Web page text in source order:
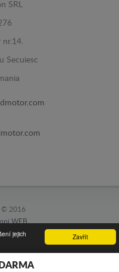
Zavřít
jejich
SRL
nr.14.
Secuiesc
© 2016
WEB